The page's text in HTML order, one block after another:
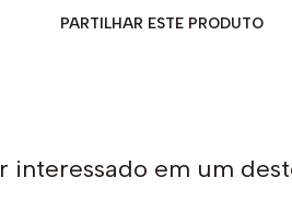
PARTILHAR ESTE PRODUTO
interessado em um